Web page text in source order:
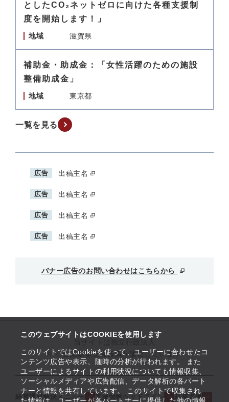
このウェブサイトはCOOKIEを使用します
このサイトではCookieを使って、ユーザーに合わせたコ
ンテンツ広告や表示、随時の分析が行われます。 また
ユーザーによるサイトの利用状況についても情報収集、
ソーシャルメディアや広告配信、データ解析の各パート
ナーと情報を共有しています。 このサイトで収集され
としたCO₂ネットゼロに向けた各種支援制
度を開始します！」
地域 滋賀県
補助金・助成金：「女性活躍のための施設
整備助成金」
地域 東京都
一覧を見る
広告 出稿主名
広告 出稿主名
広告 出稿主名
広告 出稿主名
バナー広告のお問い合わせはこちらから
中小企業基盤整備機構が運営しています
経営課題解決メニュー 支援情報ヘッドライン 起業支援